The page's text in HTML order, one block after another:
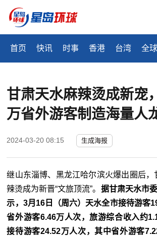
首页 快讯 时事 香港 台湾 全球
甘肃天水麻辣烫成新宠
万省外游客制造海量人
2024-03-20 08:15 生成海报
继山东淄博、黑龙江哈尔滨火爆出圈后，
辣烫成为新晋“文旅顶流”。 据甘肃天水市
示，3月16日（周六）天水全市接待游客
省外游客6.46万人次，旅游综合收入约
接待游客24.52万人次，其中省外游客